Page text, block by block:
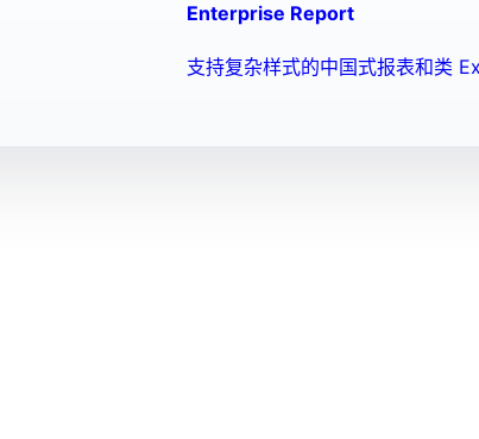
Enterprise Report
支持复杂样式的中国式报表和类